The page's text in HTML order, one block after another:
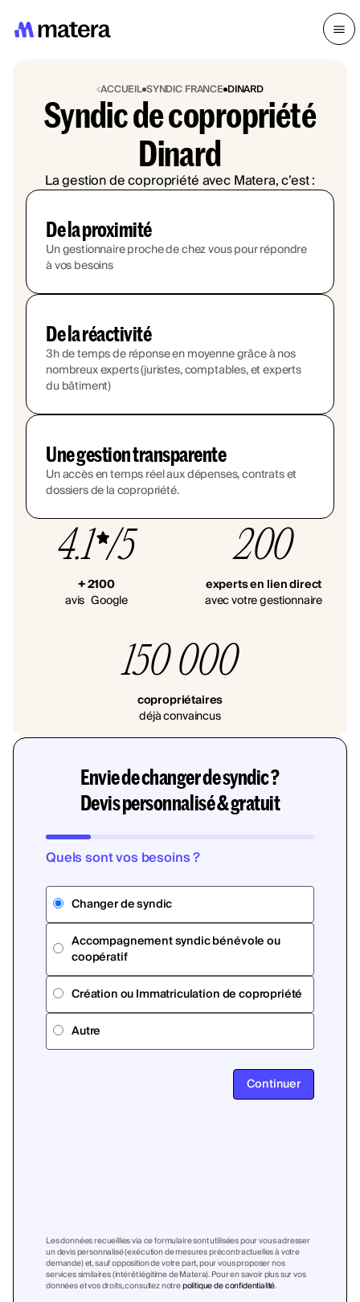
ACCUEIL SYNDIC FRANCE DINARD
Syndic de copropriété
Dinard
La gestion de copropriété avec Matera, c’est :
De la proximité
Un gestionnaire proche de chez vous pour répondre
à vos besoins
De la réactivité
3h de temps de réponse en moyenne grâce à nos
nombreux experts (juristes, comptables, et experts
du bâtiment)
Une gestion transparente
Un accès en temps réel aux dépenses, contrats et
dossiers de la copropriété.
4.1 /5
+ 2100
avis Google
200
experts en lien direct
avec votre gestionnaire
150 000
copropriétaires
déjà convaincus
Envie de changer de syndic ?
Devis personnalisé & gratuit
Quels sont vos besoins ?
Changer de syndic
Accompagnement syndic bénévole ou
coopératif
Création ou Immatriculation de copropriété
Autre
Continuer
Les données recueillies via ce formulaire sont utilisées pour vous adresser
un devis personnalisé (exécution de mesures précontractuelles à votre
demande) et, sauf opposition de votre part, pour vous proposer nos
services similaires (intérêt légitime de Matera). Pour en savoir plus sur vos
données et vos droits, consultez notrepolitique de confidentialité.